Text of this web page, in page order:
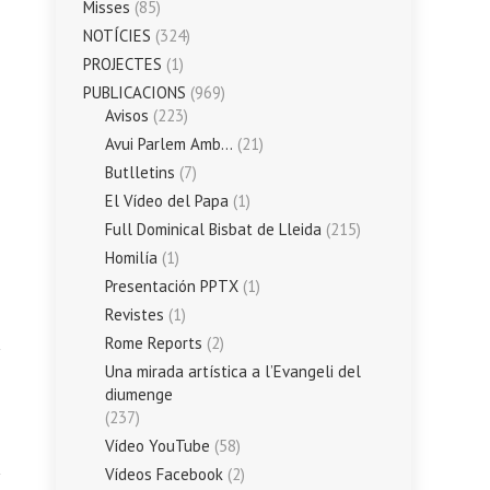
Misses (85)
NOTÍCIES (324)
PROJECTES (1)
PUBLICACIONS (969)
Avisos (223)
Avui Parlem Amb… (21)
Butlletins (7)
El Vídeo del Papa (1)
Full Dominical Bisbat de Lleida (215)
Homilía (1)
Presentación PPTX (1)
Revistes (1)
Rome Reports (2)
Una mirada artística a l’Evangeli del
diumenge
(237)
Vídeo YouTube (58)
Vídeos Facebook (2)